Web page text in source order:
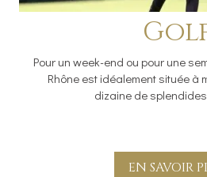
Pour un week-end ou pour une
Rhône est idéalement située à
dizaine de
EN SAVOIR